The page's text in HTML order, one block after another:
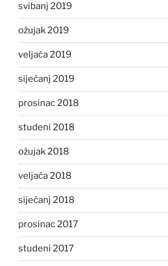
svibanj 2019
ožujak 2019
veljača 2019
siječanj 2019
prosinac 2018
studeni 2018
ožujak 2018
veljača 2018
siječanj 2018
prosinac 2017
studeni 2017